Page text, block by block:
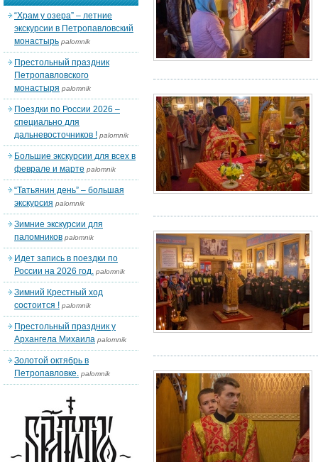
“Храм у озера” – летние
экскурсии в Петропавловский
монастырь palomnik
Престольный праздник
Петропавловского
монастыря palomnik
Поездки по России 2026 –
специально для
дальневосточников ! palomnik
Большие экскурсии для всех в
феврале и марте palomnik
“Татьянин день” – большая
экскурсия palomnik
Зимние экскурсии для
паломников palomnik
Идет запись в поездки по
России на 2026 год. palomnik
Зимний Крестный ход
состоится ! palomnik
Престольный праздник у
Архангела Михаила palomnik
Золотой октябрь в
Петропавловке. palomnik